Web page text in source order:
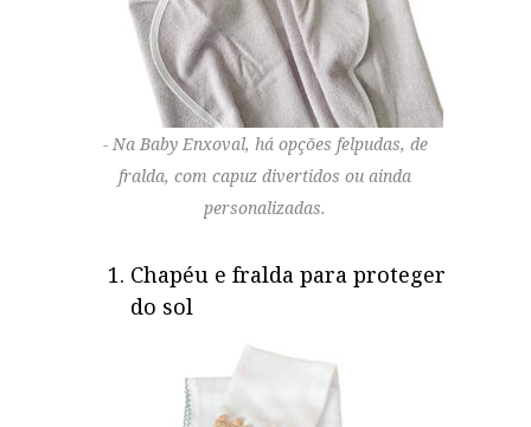
Na Baby Enxoval, há opções felpudas, de
fralda, com capuz divertidos ou ainda
personalizadas.
Chapéu e fralda para proteger
do sol